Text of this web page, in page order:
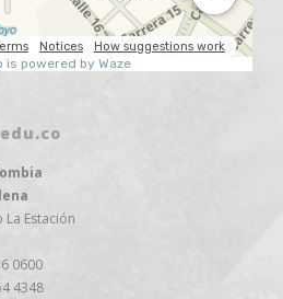
Estación
0600
4348